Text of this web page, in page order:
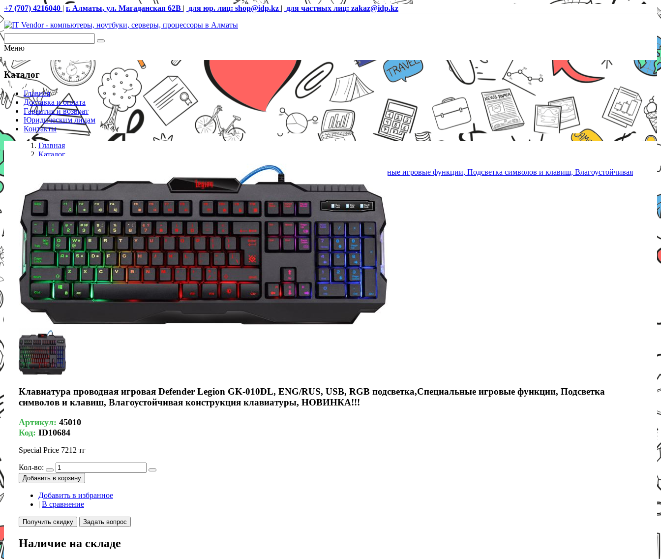
+7 (707) 4216040 | г. Алматы, ул. Магаданская 62В | для юр. лиц: shop@idp.kz | для частных лиц: zakaz@idp.kz
Меню
Каталог
Главная
Доставка и оплата
Гарантия и возврат
Юридическим лицам
Контакты
Главная
Каталог
Клавиатура проводная игровая Defender Legion GK-010DL, ENG/RUS, USB, RGB подсветка,Специальные игровые функции, Подсветка символов и клавиш, Влагоустойчивая
конструкция клавиатуры, НОВИНКА!!!
Клавиатура проводная игровая Defender Legion GK-010DL, ENG/RUS, USB, RGB подсветка,Специальные игровые функции, Подсветка
символов и клавиш, Влагоустойчивая конструкция клавиатуры, НОВИНКА!!!
Артикул: 45010
Код: ID10684
Special Price 7212 тг
Кол-во:
Добавить в корзину
Добавить в избранное
| В сравнение
Получить скидку Задать вопрос
Наличие на складе